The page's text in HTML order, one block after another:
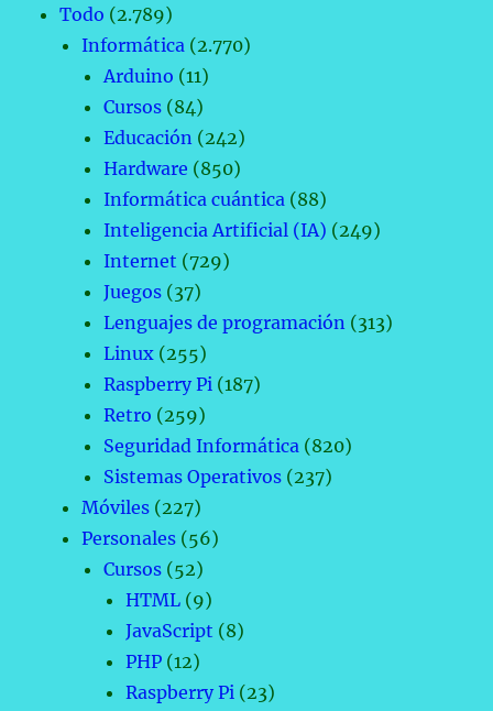
Todo (2.789)
Informática (2.770)
Arduino (11)
Cursos (84)
Educación (242)
Hardware (850)
Informática cuántica (88)
Inteligencia Artificial (IA) (249)
Internet (729)
Juegos (37)
Lenguajes de programación (313)
Linux (255)
Raspberry Pi (187)
Retro (259)
Seguridad Informática (820)
Sistemas Operativos (237)
Móviles (227)
Personales (56)
Cursos (52)
HTML (9)
JavaScript (8)
PHP (12)
Raspberry Pi (23)